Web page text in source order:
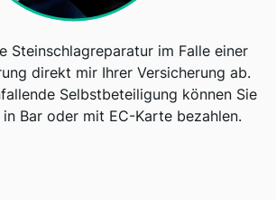
Steinschlagreparatur im Falle einer
direkt mir Ihrer Versicherung ab.
Selbstbeteiligung können Sie
Bar oder mit EC-Karte bezahlen.